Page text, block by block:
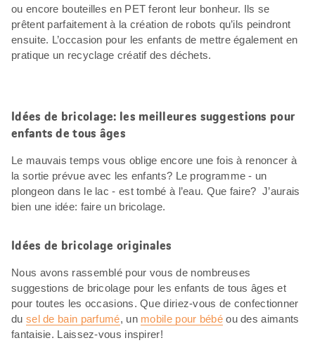
ou encore bouteilles en PET feront leur bonheur. Ils se
prêtent parfaitement à la création de robots qu’ils peindront
ensuite. L’occasion pour les enfants de mettre également en
pratique un recyclage créatif des déchets.
Idées de bricolage: les meilleures suggestions pour
enfants de tous âges
Le mauvais temps vous oblige encore une fois à renoncer à
la sortie prévue avec les enfants? Le programme - un
plongeon dans le lac - est tombé à l’eau. Que faire? J’aurais
bien une idée: faire un bricolage.
Idées de bricolage originales
Nous avons rassemblé pour vous de nombreuses
suggestions de bricolage pour les enfants de tous âges et
pour toutes les occasions. Que diriez-vous de confectionner
du sel de bain parfumé, un mobile pour bébéou des aimants
fantaisie. Laissez-vous inspirer!